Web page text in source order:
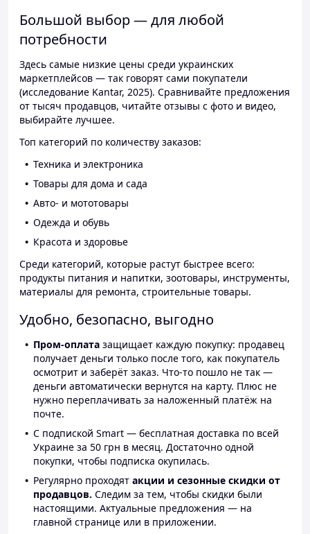
Большой выбор — для любой
потребности
Здесь самые низкие цены среди украинских
маркетплейсов — так говорят сами покупатели
(исследование Kantar, 2025). Сравнивайте предложения
от тысяч продавцов, читайте отзывы с фото и видео,
выбирайте лучшее.
Топ категорий по количеству заказов:
Техника и электроника
Товары для дома и сада
Авто- и мототовары
Одежда и обувь
Красота и здоровье
Среди категорий, которые растут быстрее всего:
продукты питания и напитки, зоотовары, инструменты,
материалы для ремонта, строительные товары.
Удобно, безопасно, выгодно
Пром-оплата защищает каждую покупку: продавец
получает деньги только после того, как покупатель
осмотрит и заберёт заказ. Что-то пошло не так —
деньги автоматически вернутся на карту. Плюс не
нужно переплачивать за наложенный платёж на
почте.
С подпиской Smart — бесплатная доставка по всей
Украине за 50 грн в месяц. Достаточно одной
покупки, чтобы подписка окупилась.
Регулярно проходят акции и сезонные скидки от
продавцов. Следим за тем, чтобы скидки были
настоящими. Актуальные предложения — на
главной странице или в приложении.